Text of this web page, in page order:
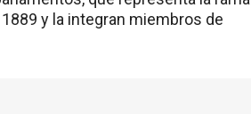
y la integran miembros de